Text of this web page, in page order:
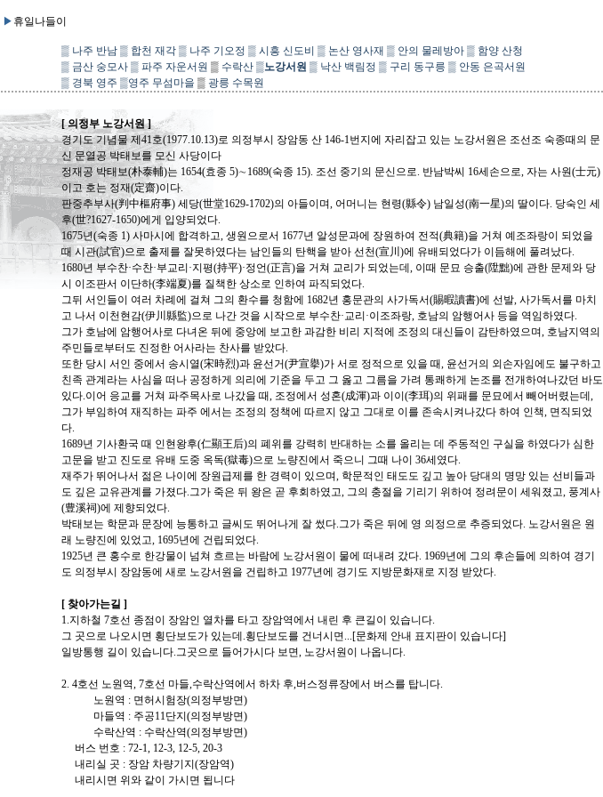
▶ 휴일나들이
▒ 나주 반남 ▒ 합천 재각 ▒ 나주 기오정 ▒ 시흥 신도비 ▒ 논산 영사재 ▒ 안의 물레방아 ▒ 함양 산청
▒ 금산 숭모사 ▒ 파주 자운서원 ▒ 수락산 ▒노강서원 ▒ 낙산 백림정 ▒ 구리 동구릉 ▒ 안동 은곡서원
▒ 경북 영주 ▒영주 무섬마을 ▒ 광릉 수목원
[ 의정부 노강서원 ]
경기도 기념물 제41호(1977.10.13)로 의정부시 장암동 산 146-1번지에 자리잡고 있는 노강서원은 조선조 숙종때의 문
신 문열공 박태보를 모신 사당이다
정재공 박태보(朴泰輔)는 1654(효종 5)∼1689(숙종 15). 조선 중기의 문신으로. 반남박씨 16세손으로, 자는 사원(士元)
이고 호는 정재(定齋)이다.
판중추부사(判中樞府事) 세당(世堂1629-1702)의 아들이며, 어머니는 현령(縣令) 남일성(南一星)의 딸이다. 당숙인 세
후(世?1627-1650)에게 입양되었다.
1675년(숙종 1) 사마시에 합격하고, 생원으로서 1677년 알성문과에 장원하여 전적(典籍)을 거쳐 예조좌랑이 되었을
때 시관(試官)으로 출제를 잘못하였다는 남인들의 탄핵을 받아 선천(宣川)에 유배되었다가 이듬해에 풀려났다.
1680년 부수찬·수찬·부교리·지평(持平)·정언(正言)을 거쳐 교리가 되었는데, 이때 문묘 승출(陞黜)에 관한 문제와 당
시 이조판서 이단하(李端夏)를 질책한 상소로 인하여 파직되었다.
그뒤 서인들이 여러 차례에 걸쳐 그의 환수를 청함에 1682년 홍문관의 사가독서(賜暇讀書)에 선발, 사가독서를 마치
고 나서 이천현감(伊川縣監)으로 나간 것을 시작으로 부수찬·교리·이조좌랑, 호남의 암행어사 등을 역임하였다.
그가 호남에 암행어사로 다녀온 뒤에 중앙에 보고한 과감한 비리 지적에 조정의 대신들이 감탄하였으며, 호남지역의
주민들로부터도 진정한 어사라는 찬사를 받았다.
또한 당시 서인 중에서 송시열(宋時烈)과 윤선거(尹宣擧)가 서로 정적으로 있을 때, 윤선거의 외손자임에도 불구하고
친족 관계라는 사심을 떠나 공정하게 의리에 기준을 두고 그 옳고 그름을 가려 통쾌하게 논조를 전개하여나갔던 바도
있다.이어 응교를 거쳐 파주목사로 나갔을 때, 조정에서 성혼(成渾)과 이이(李珥)의 위패를 문묘에서 빼어버렸는데,
그가 부임하여 재직하는 파주 에서는 조정의 정책에 따르지 않고 그대로 이를 존속시켜나갔다 하여 인책, 면직되었
다.
1689년 기사환국 때 인현왕후(仁顯王后)의 폐위를 강력히 반대하는 소를 올리는 데 주동적인 구실을 하였다가 심한
고문을 받고 진도로 유배 도중 옥독(獄毒)으로 노량진에서 죽으니 그때 나이 36세였다.
재주가 뛰어나서 젊은 나이에 장원급제를 한 경력이 있으며, 학문적인 태도도 깊고 높아 당대의 명망 있는 선비들과
도 깊은 교유관계를 가졌다.그가 죽은 뒤 왕은 곧 후회하였고, 그의 충절을 기리기 위하여 정려문이 세워졌고, 풍계사
(豊溪祠)에 제향되었다.
박태보는 학문과 문장에 능통하고 글씨도 뛰어나게 잘 썼다.그가 죽은 뒤에 영 의정으로 추증되었다. 노강서원은 원
래 노량진에 있었고, 1695년에 건립되었다.
1925년 큰 홍수로 한강물이 넘쳐 흐르는 바람에 노강서원이 물에 떠내려 갔다. 1969년에 그의 후손들에 의하여 경기
도 의정부시 장암동에 새로 노강서원을 건립하고 1977년에 경기도 지방문화재로 지정 받았다.
[ 찾아가는길 ]
1.지하철 7호선 종점이 장암인 열차를 타고 장암역에서 내린 후 큰길이 있습니다.
그 곳으로 나오시면 횡단보도가 있는데.횡단보도를 건너시면...[문화제 안내 표지판이 있습니다]
일방통행 길이 있습니다.그곳으로 들어가시다 보면, 노강서원이 나옵니다.
2. 4호선 노원역, 7호선 마들,수락산역에서 하차 후,버스정류장에서 버스를 탑니다.
노원역 : 면허시험장(의정부방면)
마들역 : 주공11단지(의정부방면)
수락산역 : 수락산역(의정부방면)
버스 번호 : 72-1, 12-3, 12-5, 20-3
내리실 곳 : 장암 차량기지(장암역)
내리시면 위와 같이 가시면 됩니다